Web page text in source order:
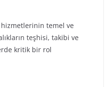
hizmetlerinin temel ve
teşhisi, takibi ve
kritik bir rol